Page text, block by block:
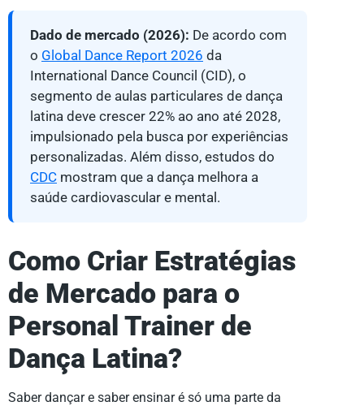
Dado de mercado (2026): De acordo com
o Global Dance Report 2026 da
International Dance Council (CID), o
segmento de aulas particulares de dança
latina deve crescer 22% ao ano até 2028,
impulsionado pela busca por experiências
personalizadas. Além disso, estudos do
CDC mostram que a dança melhora a
saúde cardiovascular e mental.
Como Criar Estratégias
de Mercado para o
Personal Trainer de
Dança Latina?
Saber dançar e saber ensinar é só uma parte da